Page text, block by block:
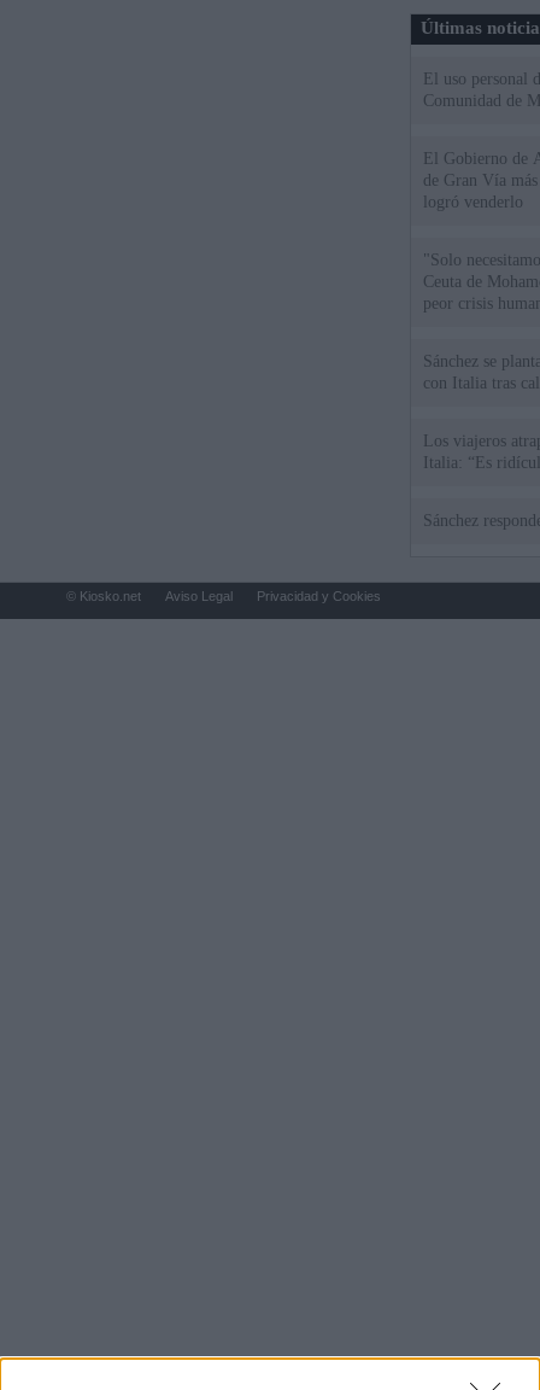
Últimas
El uso personal
Comunidad de
El Gobierno de
de Gran Vía
logró venderlo
"Solo
Ceuta de
peor crisis
Sánchez se
con Italia tras
Los viajeros
Italia: “Es
Sánchez
© Kiosko.net Aviso Legal Privacidad y Cookies